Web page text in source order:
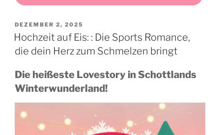
VERÖFFENTLICHT
AM
DEZEMBER 2, 2025
Hochzeit auf Eis: : Die Sports Romance,
die dein Herz zum Schmelzen bringt
Die heißeste Lovestory in Schottlands
Winterwunderland!